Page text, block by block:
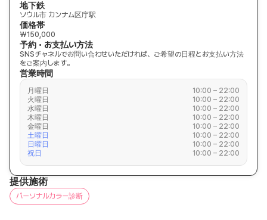
地下鉄
ソウル市 カンナム区庁駅
価格帯
₩150,000
予約・お支払い方法
SNSチャネルでお問い合わせいただければ、ご希望の日程とお支払い方法
をご案内します。
営業時間
月曜日
10:00 – 22:00
火曜日
10:00 – 22:00
水曜日
10:00 – 22:00
木曜日
10:00 – 22:00
金曜日
10:00 – 22:00
土曜日
10:00 – 22:00
日曜日
10:00 – 22:00
祝日
10:00 – 22:00
提供施術
パーソナルカラー診断